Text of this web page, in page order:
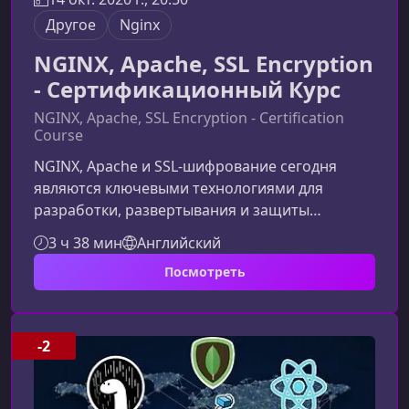
Другое
Nginx
NGINX, Apache, SSL Encryption
- Сертификационный Курс
NGINX, Apache, SSL Encryption - Certification
Course
NGINX, Apache и SSL‑шифрование сегодня
являются ключевыми технологиями для
разработки, развертывания и защиты
современных веб‑проектов. В этом курсе вы
получите пошаговое практическое
руководство по установке, настройке и
научитесь полностью защищать веб‑трафик
при помощи SSL‑сертификатов Let’s
Encrypt.Что вы изучите в этом
курсеПрограмма разработана таким образом,
3 ч 38 мин Английский
Посмотреть
-2